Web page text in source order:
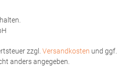
zzgl. Versandkosten und ggf.
anders angegeben.